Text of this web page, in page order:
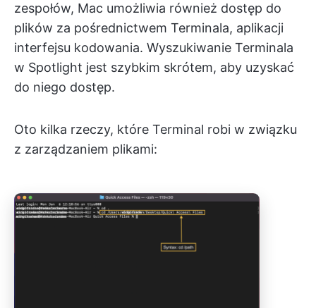
zespołów, Mac umożliwia również dostęp do
plików za pośrednictwem Terminala, aplikacji
interfejsu kodowania. Wyszukiwanie Terminala
w Spotlight jest szybkim skrótem, aby uzyskać
do niego dostęp.
Oto kilka rzeczy, które Terminal robi w związku
z zarządzaniem plikami: